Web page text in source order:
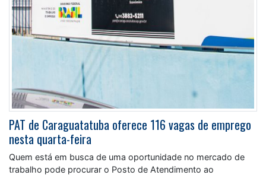
PAT de Caraguatatuba oferece 116 vagas de emprego
nesta quarta-feira
Quem está em busca de uma oportunidade no mercado de
trabalho pode procurar o Posto de Atendimento ao